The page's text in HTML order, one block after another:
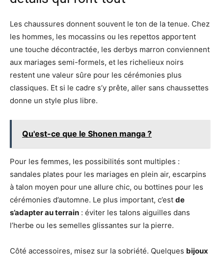
Les chaussures donnent souvent le ton de la tenue. Chez
les hommes, les mocassins ou les repettos apportent
une touche décontractée, les derbys marron conviennent
aux mariages semi-formels, et les richelieux noirs
restent une valeur sûre pour les cérémonies plus
classiques. Et si le cadre s’y prête, aller sans chaussettes
donne un style plus libre.
Qu'est-ce que le Shonen manga ?
Pour les femmes, les possibilités sont multiples :
sandales plates pour les mariages en plein air, escarpins
à talon moyen pour une allure chic, ou bottines pour les
cérémonies d’automne. Le plus important, c’est de
s’adapter au terrain : éviter les talons aiguilles dans
l’herbe ou les semelles glissantes sur la pierre.
Côté accessoires, misez sur la sobriété. Quelques bijoux